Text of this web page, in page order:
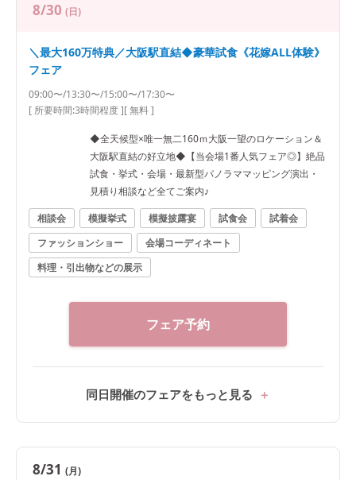
8/30 (日)
＼最大160万特典／大阪駅直結◆豪華試食《花嫁ALL体験》
フェア
09:00〜/13:30〜/15:00〜/17:30〜
[ 所要時間:3時間程度][ 無料 ]
◆全天候型×唯一無二160ｍ大阪一望のロケーション＆
大阪駅直結の好立地◆【当会場1番人気フェア◎】絶品
試食・挙式・会場・最新型パノラママッピング演出・
見積り相談など全てご案内♪
相談会
模擬挙式 模擬披露宴 試食会
試着会
ファッションショー
会場コーディネート
料理・引出物などの展示
フェア予約
同日開催のフェアをもっと見る
8/31 (月)